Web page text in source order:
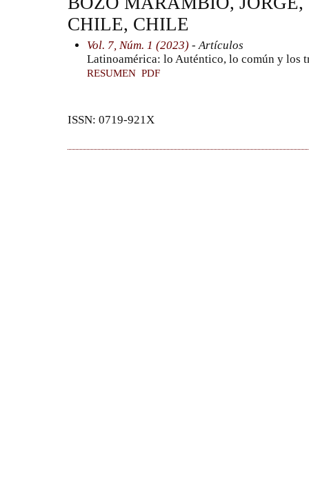
CHILE, CHILE
Vol. 7, Núm. 1 (2023) - Artículos
Latinoamérica: lo Auténtico, lo común y los
RESUMEN PDF
ISSN: 0719-921X